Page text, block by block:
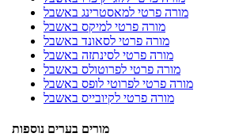
מורה פרטי למאסטרינג באשבל
מורה פרטי למיקס באשבל
מורה פרטי לסאונד באשבל
מורה פרטי לסינתזה באשבל
מורה פרטי לפרוטולס באשבל
מורה פרטי לפרוטי לופס באשבל
מורה פרטי לקיובייס באשבל
מורים בערים נוספות